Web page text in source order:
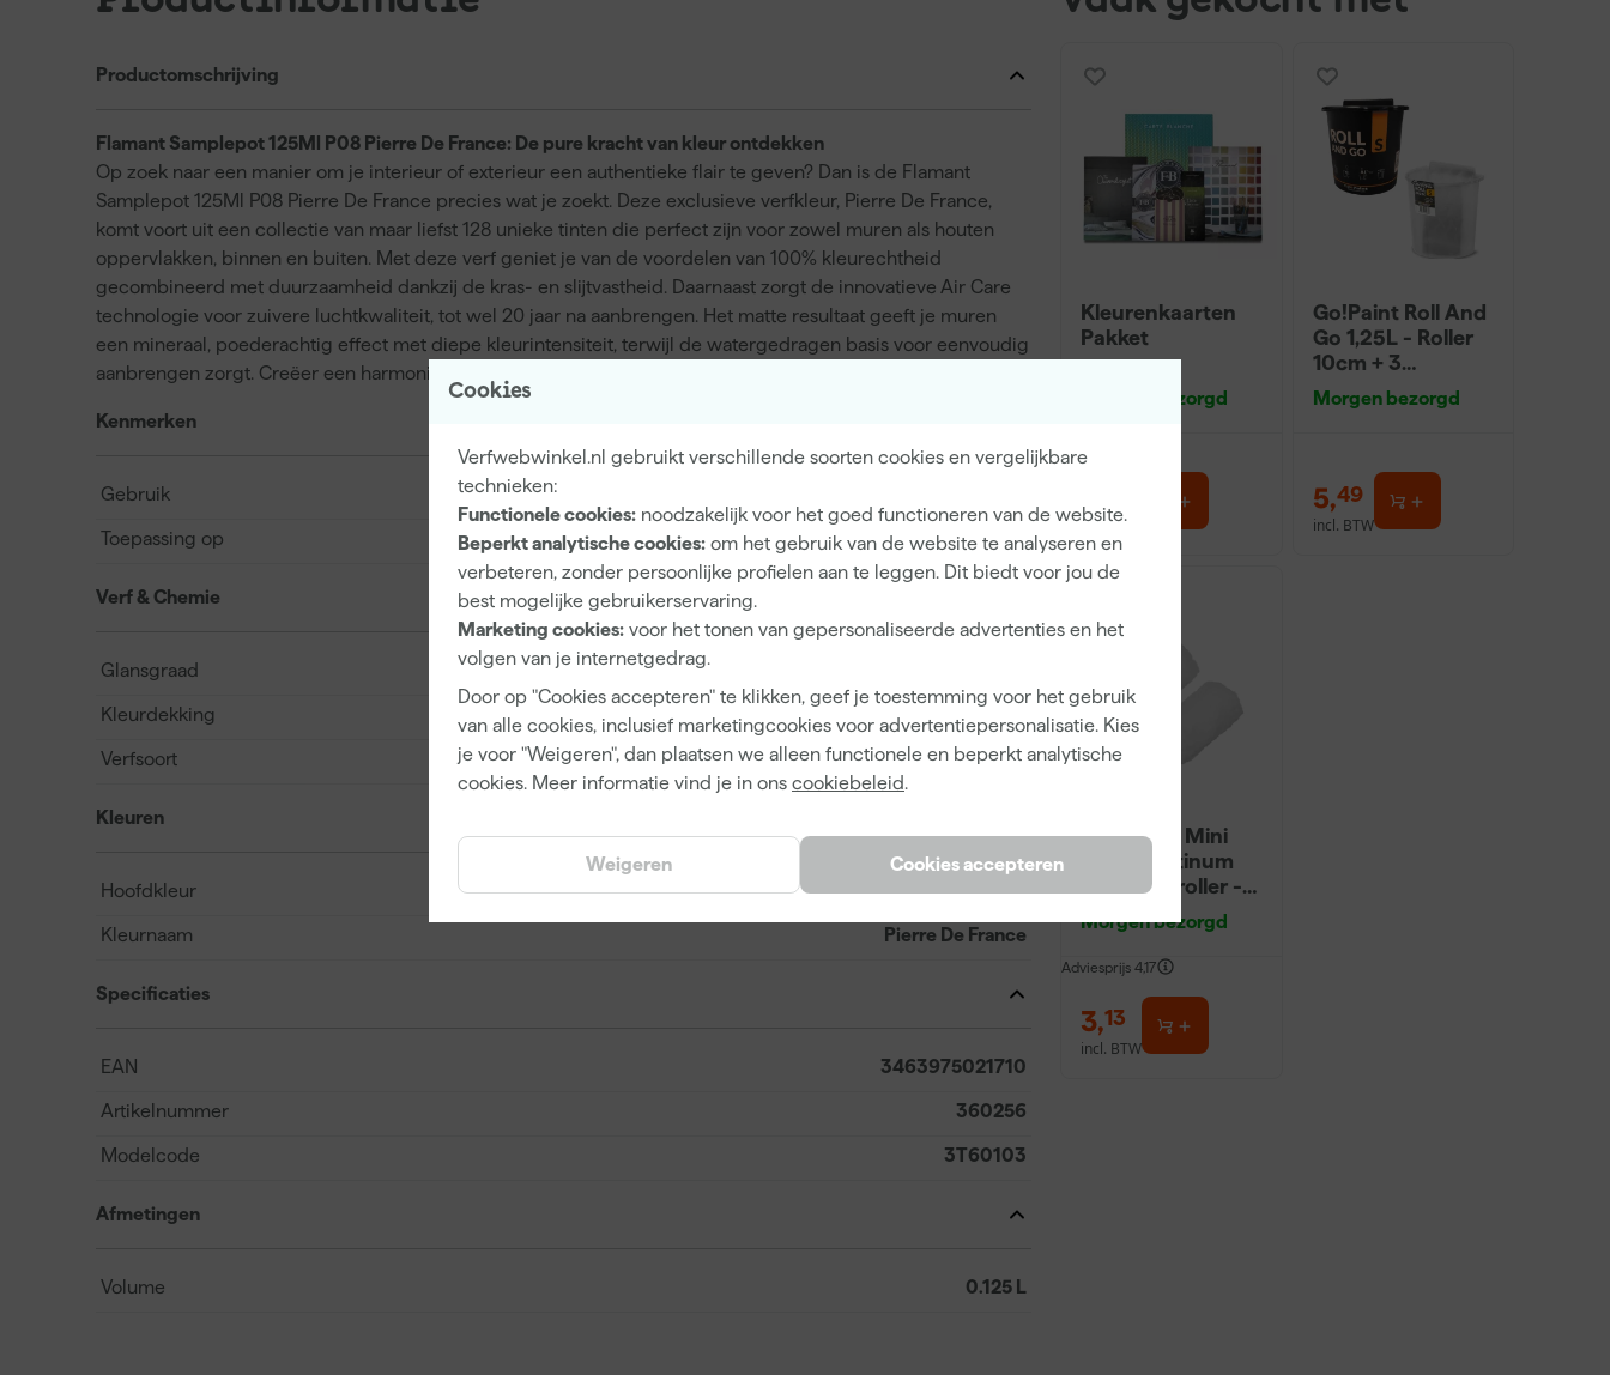
Cookies
Verfwebwinkel.nl gebruikt verschillende soorten cookies en vergelijkbare
technieken:
Functionele cookies: noodzakelijk voor het goed functioneren van de website.
Beperkt analytische cookies: om het gebruik van de website te analyseren en
verbeteren, zonder persoonlijke profielen aan te leggen. Dit biedt voor jou de
best mogelijke gebruikerservaring.
Marketing cookies: voor het tonen van gepersonaliseerde advertenties en het
volgen van je internetgedrag.
Door op "Cookies accepteren" te klikken, geef je toestemming voor het gebruik
van alle cookies, inclusief marketingcookies voor advertentiepersonalisatie. Kies
je voor "Weigeren", dan plaatsen we alleen functionele en beperkt analytische
cookies. Meer informatie vind je in ons cookiebeleid.
Cookies accepteren
Weigeren
Productomschrijving
Flamant Samplepot 125Ml P08 Pierre De France: De pure kracht van kleur ontdekken
Op zoek naar een manier om je interieur of exterieur een authentieke flair te geven? Dan is de Flamant
Samplepot 125Ml P08 Pierre De France precies wat je zoekt. Deze exclusieve verfkleur, Pierre De France,
komt voort uit een collectie van maar liefst 128 unieke tinten die perfect zijn voor zowel muren als houten
oppervlakken, binnen en buiten. Met deze verf geniet je van de voordelen van 100% kleurechtheid
gecombineerd met duurzaamheid dankzij de kras- en slijtvastheid. Daarnaast zorgt de innovatieve Air Care
technologie voor zuivere luchtkwaliteit, tot wel 20 jaar na aanbrengen. Het matte resultaat geeft je muren
een mineraal, poederachtig effect met diepe kleurintensiteit, terwijl de watergedragen basis voor eenvoudig
aanbrengen zorgt. Creëer een harmonieus geheel en geniet van de luxe uitstraling van Pierre De France.
Kenmerken
Gebruik
Toepassing op Hout, Muren
Verf & Chemie
Glansgraad
Kleurdekking Dekkend
Verfsoort Waterbasis (acryl)
Kleuren
Hoofdkleur Geel
Kleurnaam Pierre De France
Specificaties
EAN 3463975021710
Artikelnummer 360256
Modelcode 3T60103
Afmetingen
Volume 0.125 L
Kleurenkaarten
Pakket
Morgen bezorgd
incl. BTW
Go!Paint Roll And
Go 1,25L - Roller
10cm + 3
Inzetbakken
Morgen bezorgd
5,49
incl. BTW
Anza PRO Mini
Antex Platinum
Muurverfroller -
Morgen bezorgd
Adviesprijs 4,17
3,13
incl. BTW